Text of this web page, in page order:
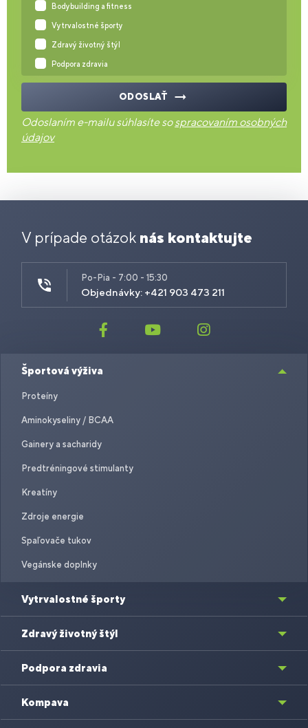
Bodybuilding a fitness
Vytrvalostné športy
Zdravý životný štýl
Podpora zdravia
ODOSLAŤ
Odoslaním e-mailu súhlasíte sospracovaním osobných
údajov
V prípade otázok nás kontaktujte
Po-Pia - 7:00 - 15:30
Objednávky: +421 903 473 211
Športová výživa
Proteíny
Aminokyseliny / BCAA
Gainery a sacharidy
Predtréningové stimulanty
Kreatíny
Zdroje energie
Spaľovače tukov
Vegánske doplnky
Vytrvalostné športy
Zdravý životný štýl
Podpora zdravia
Kompava